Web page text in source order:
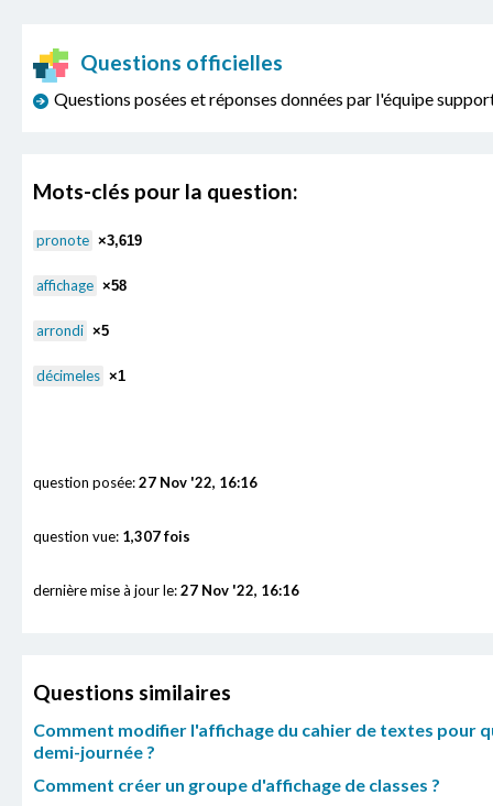
Questions officielles
Questions posées et réponses données par l'équipe
Mots-clés pour la question:
pronote ×3,619
affichage ×58
arrondi ×5
décimeles ×1
question posée:27 Nov '22, 16:16
question vue: 1,307 fois
dernière mise à jour le:27 Nov '22, 16:16
Questions similaires
Comment modifier l'affichage du cahier de textes pour
demi-journée ?
Comment créer un groupe d'affichage de classes ?